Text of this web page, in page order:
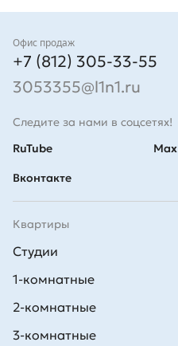
Контакты
Офис продаж
+7 (812) 305-33-55
3053355@l1n1.ru
Следите за нами в соцсетях!
RuTube
Вконтакте
Max
Квартиры
Студии
1-комнатные
2-комнатные
3-комнатные